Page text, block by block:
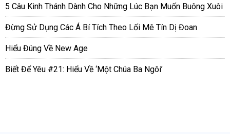
5 Câu Kinh Thánh Dành Cho Những Lúc Bạn Muốn Buông Xuôi
Đừng Sử Dụng Các Á Bí Tích Theo Lối Mê Tín Dị Đoan
Hiểu Đúng Về New Age
Biết Để Yêu #21: Hiểu Về ‘Một Chúa Ba Ngôi’